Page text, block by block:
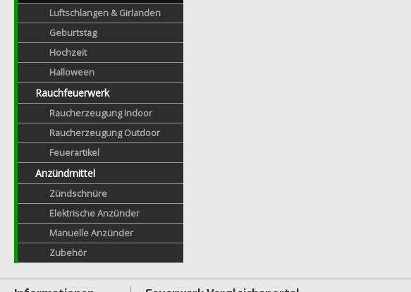
Luftschlangen & Girlanden
Geburtstag
Hochzeit
Halloween
Rauchfeuerwerk
Raucherzeugung Indoor
Raucherzeugung Outdoor
Feuerartikel
Anzündmittel
Zündschnüre
Elektrische Anzünder
Manuelle Anzünder
Zubehör